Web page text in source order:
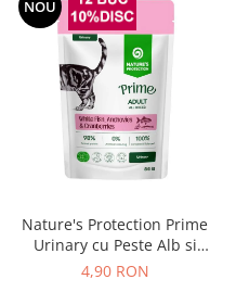
NOU
Nature's Protection Prime
Urinary cu Peste Alb si
Merisoare pentru Pisici 85 Gr
4,90 RON